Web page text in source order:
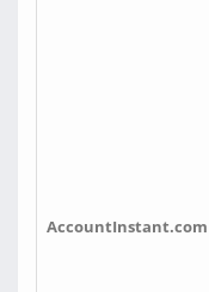
AccountInstant.com